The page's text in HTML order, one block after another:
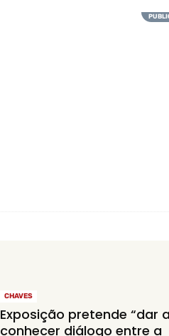
CHAVES
Exposição pretende “dar a
conhecer diálogo entre a